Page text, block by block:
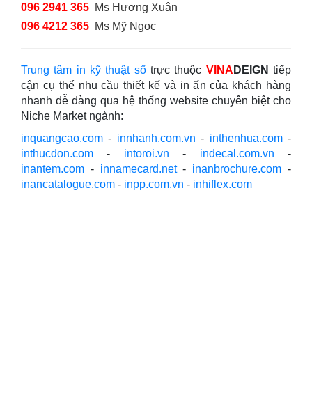
096 2941 365 Ms Hương Xuân
096 4212 365 Ms Mỹ Ngọc
Trung tâm in kỹ thuật sốtrực thuộc VINA DEIGN tiếp
cận cụ thể nhu cầu thiết kế và in ấn của khách hàng
nhanh dễ dàng qua hệ thống website chuyên biệt cho
Niche Market ngành:
inquangcao.com - innhanh.com.vn - inthenhua.com-
inthucdon.com - intoroi.vn - indecal.com.vn -
inantem.com - innamecard.net- inanbrochure.com -
inancatalogue.com - inpp.com.vn - inhiflex.com